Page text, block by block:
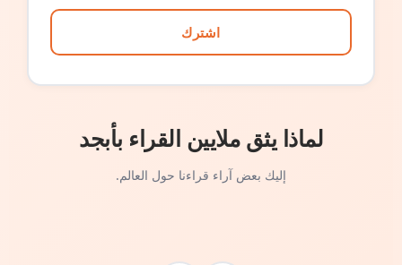
اشترك
لماذا يثق ملايين القراء بأبجد
إليك بعض آراء قراءنا حول العالم.